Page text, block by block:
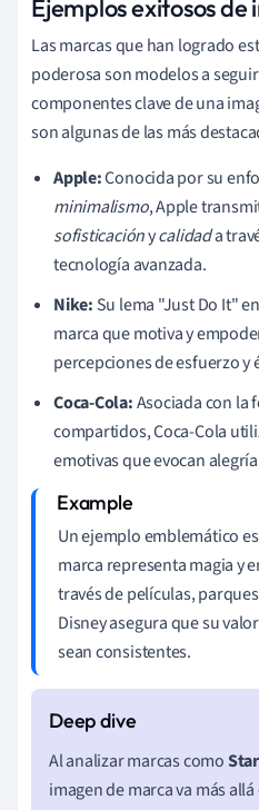
Ejemplos exitosos
Las marcas que han logrado
poderosa son modelos a
componentes clave de una
son algunas de las más
Apple:Conocida por su
minimalismo, Apple
sofisticaciónycalidada
tecnología avanzada.
Nike: Su lema "Just Do It"
marca que motiva y
percepciones de esfuerzo y
Coca-Cola:Asociada con la
compartidos, Coca-Cola
emotivas que evocan
Un ejemplo emblemático es
marca representa magia y
través de películas,
Disney asegura que su
sean consistentes.
Al analizar marcas como
imagen de marca va más